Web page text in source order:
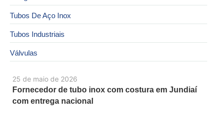
25 de maio de 2026
Fornecedor de tubo inox com costura em Jundiaí
com entrega nacional
Tubos De Aço Inox
Tubos Industriais
Válvulas